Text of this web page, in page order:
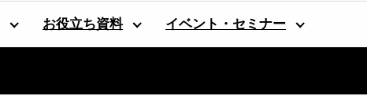
お役立ち資料 イベント・セミナー